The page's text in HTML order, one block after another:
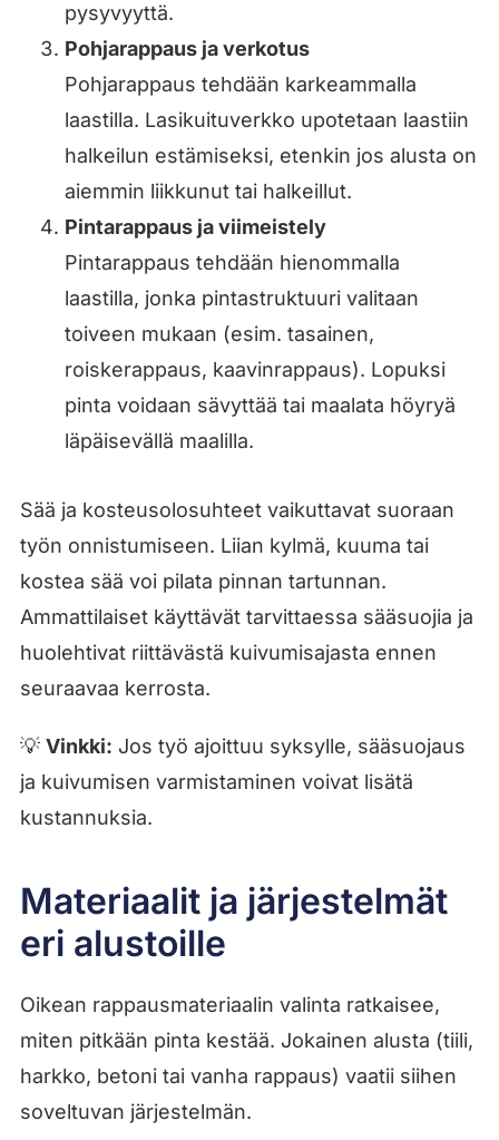
pysyvyyttä.
Pohjarappaus ja verkotus
Pohjarappaus tehdään karkeammalla
laastilla. Lasikuituverkko upotetaan laastiin
halkeilun estämiseksi, etenkin jos alusta on
aiemmin liikkunut tai halkeillut.
Pintarappaus ja viimeistely
Pintarappaus tehdään hienommalla
laastilla, jonka pintastruktuuri valitaan
toiveen mukaan (esim. tasainen,
roiskerappaus, kaavinrappaus). Lopuksi
pinta voidaan sävyttää tai maalata höyryä
läpäisevällä maalilla.
Sää ja kosteusolosuhteet vaikuttavat suoraan
työn onnistumiseen. Liian kylmä, kuuma tai
kostea sää voi pilata pinnan tartunnan.
Ammattilaiset käyttävät tarvittaessa sääsuojia ja
huolehtivat riittävästä kuivumisajasta ennen
seuraavaa kerrosta.
💡 Vinkki: Jos työ ajoittuu syksylle, sääsuojaus
ja kuivumisen varmistaminen voivat lisätä
kustannuksia.
Materiaalit ja järjestelmät
eri alustoille
Oikean rappausmateriaalin valinta ratkaisee,
miten pitkään pinta kestää. Jokainen alusta (tiili,
harkko, betoni tai vanha rappaus) vaatii siihen
soveltuvan järjestelmän.